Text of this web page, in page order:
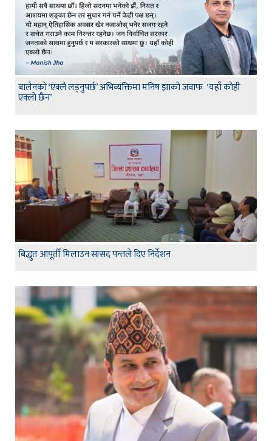
बालेनको ‘एक्लै लड्नुपर्छ’ अभिव्यक्तिमा मनिष झाको जवाफ ‘यहाँ कोही
एक्लो छैन’
बिद्धुत आपूर्ती मिलाउन सांसद पन्तले दिए निर्देशन